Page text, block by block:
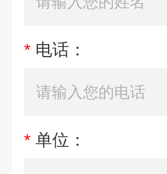
* 电话：
* 单位：